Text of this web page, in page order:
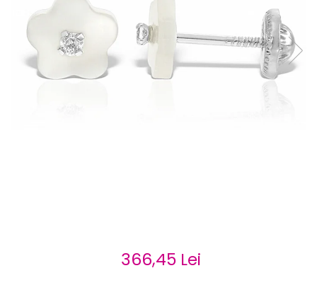
Cercei de aur lungi cu lant
Cercei din aur tortite
Cercei din aur alb
Cercei aur cu surub
366,45 Lei